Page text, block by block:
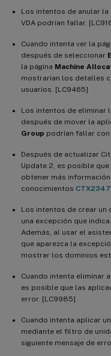
Los intentos de anular
VDA podrían fallar.
Cuando intenta ver la
después de seleccionar
la página Machine
mostrarían los detalles
usuarios. [LC9465]
Los intentos de eliminar
después de mover la
Group podrían fallar
Después de actualizar
Update 2, es posible
obtener más
conocimientos
Los intentos de crear un
una excepción que
Además, al usar el
que aparezca la
mostrar los dominios
Cuando intenta eliminar
es posible que las
error. [LC9985]
Cuando intenta aplicar
mediante el filtro de
siguiente mensaje de